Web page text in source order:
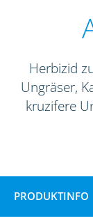
Herbizid
Ungräser,
kruzifere
PRODUKTINFO